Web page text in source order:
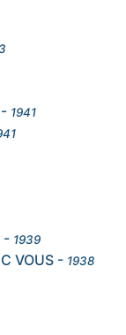
- 1941
- 1939
VOUS - 1938